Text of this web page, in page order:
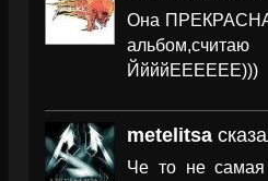
Она
ЙйййЕЕЕЕЕЕ)))
metelitsa
Че то не